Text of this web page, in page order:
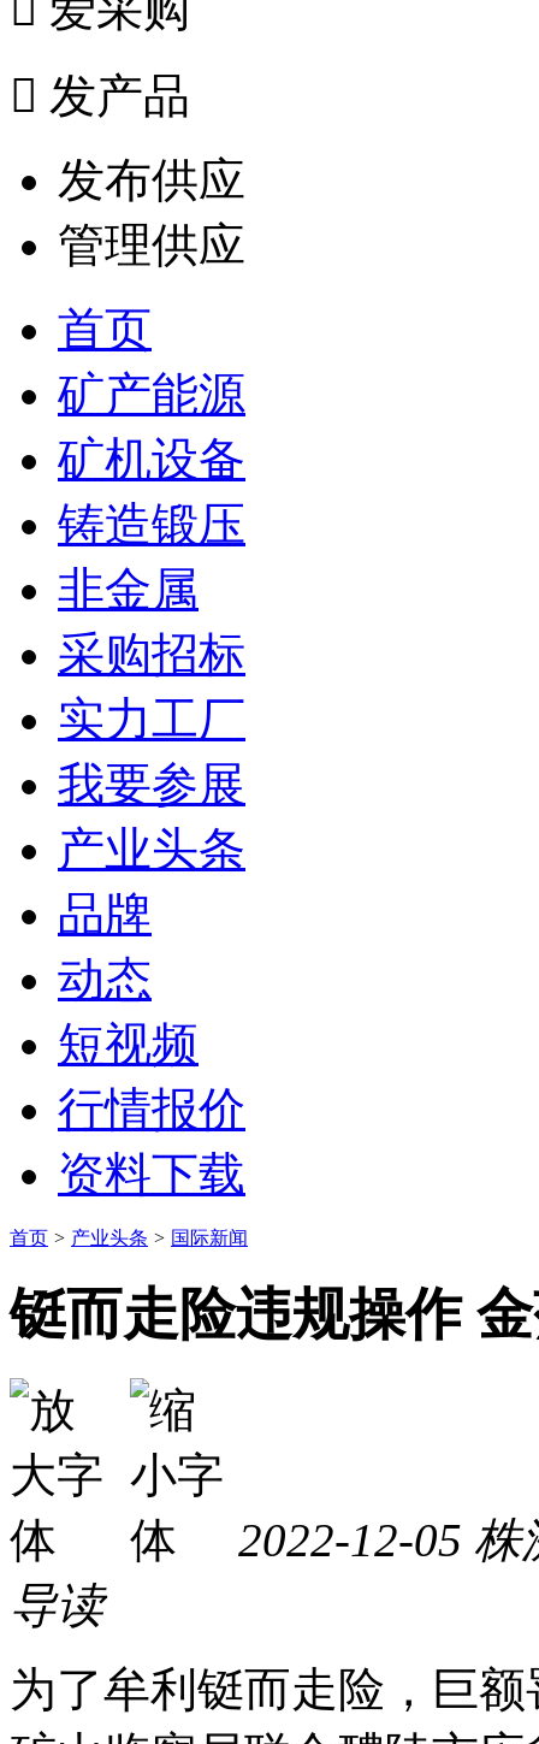
 发产品
发布供应
管理供应
首页
矿产能源
矿机设备
铸造锻压
非金属
采购招标
实力工厂
我要参展
产业头条
品牌
动态
短视频
行情报价
资料下载
首页 > 产业头条 > 国际新闻
铤而走险违规操作
2022-12-05 株
导读
为了牟利铤而走险，巨